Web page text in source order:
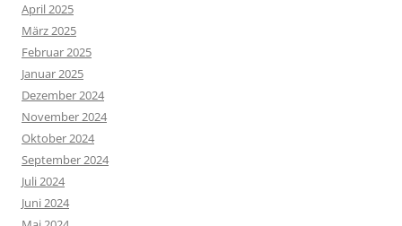
April 2025
März 2025
Februar 2025
Januar 2025
Dezember 2024
November 2024
Oktober 2024
September 2024
Juli 2024
Juni 2024